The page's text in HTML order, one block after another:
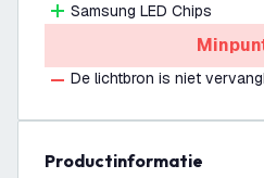
Samsung LED Chips
De lichtbron is niet
productinformatie